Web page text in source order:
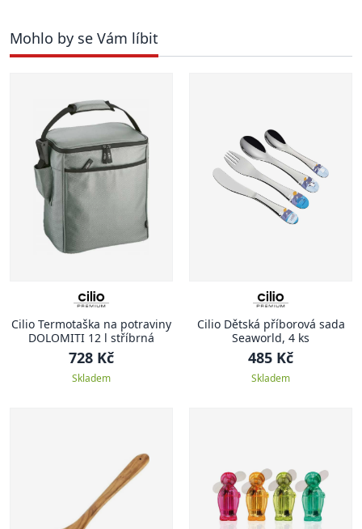
Mohlo by se Vám líbit
Cilio Termotaška na potraviny
DOLOMITI 12 l stříbrná
728 Kč
Skladem
Cilio Dětská příborová sada
Seaworld, 4 ks
485 Kč
Skladem